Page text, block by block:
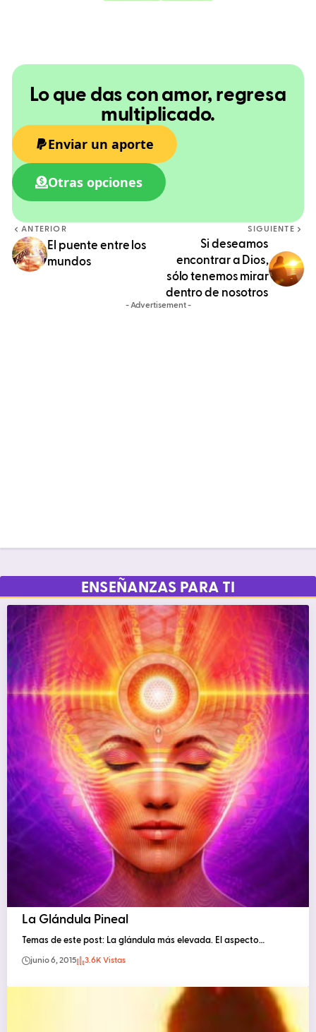
Lo que das con amor, regresa
multiplicado.
Enviar un aporte
Otras opciones
ANTERIOR
El puente entre los
mundos
SIGUIENTE
Si deseamos
encontrar a Dios,
sólo tenemos mirar
dentro de nosotros
- Advertisement -
ENSEÑANZAS PARA TI
La Glándula Pineal
Temas de este post: La glándula más elevada. El aspecto…
junio 6, 2015 3.6K Vistas